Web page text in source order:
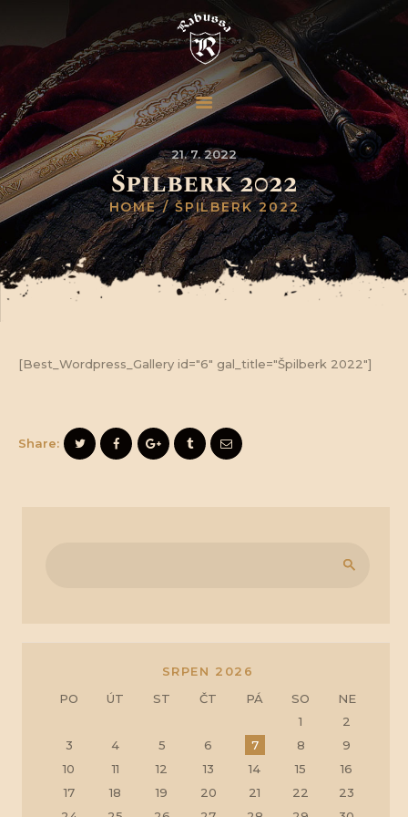
21. 7. 2022
Špilberk 2022
HOME ŠPILBERK 2022
[Best_Wordpress_Gallery id="6" gal_title="Špilberk 2022"]
Share:
SRPEN 2026
PO
ÚT ST ČT PÁ SO
NE
1
2
3
4 5 6 7 8
9
10
11 12 13 14 15
16
17
18 19 20 21 22
23